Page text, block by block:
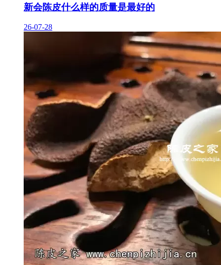
新会陈皮什么样的质量是最好的
26-07-28